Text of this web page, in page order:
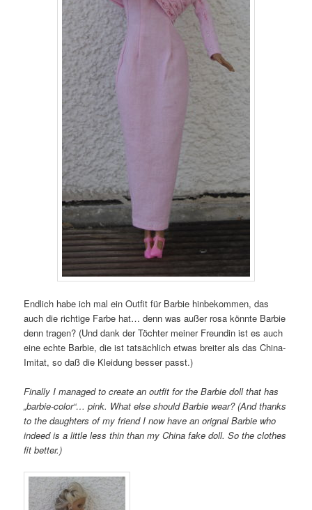
Endlich habe ich mal ein Outfit für Barbie hinbekommen, das
auch die richtige Farbe hat… denn was außer rosa könnte Barbie
denn tragen? (Und dank der Töchter meiner Freundin ist es auch
eine echte Barbie, die ist tatsächlich etwas breiter als das China-
Imitat, so daß die Kleidung besser passt.)
Finally I managed to create an outfit for the Barbie doll that has
„barbie-color“… pink. What else should Barbie wear? (And thanks
to the daughters of my friend I now have an orignal Barbie who
indeed is a little less thin than my China fake doll. So the clothes
fit better.)